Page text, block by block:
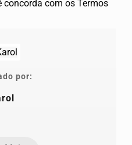
concorda com os Termos
por: